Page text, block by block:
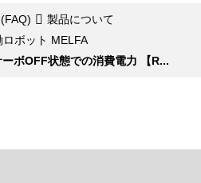
製品について
ロボット MELFA
ーボOFF状態での消費電力 【R...